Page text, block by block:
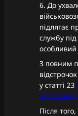
6. До
підлягає
службу під
особливий
З повним
у статті 23
Після